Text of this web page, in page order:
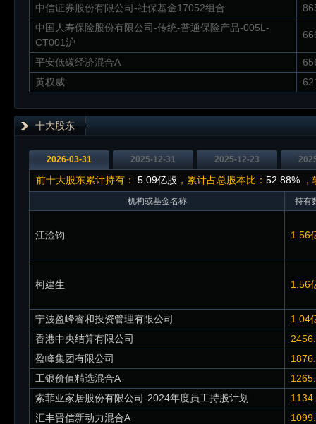
中信证券股份有限公司-社保基金17052组合
中国人寿保险股份有限公司-传统-普通保险产品-005L-
CT001沪
平安低碳经济混合A
黄权威
十大股东
2026-03-31 2025-12-31 2025-12-23
前十大股东累计持有： 5.09亿股 ，累计占总股本比： 52.88%
机构或基金名称 持有
江淦钧 1.56
柯建生 1.56
宁波盈峰睿和投资管理有限公司
1.04
香港中央结算有限公司
盈峰集团有限公司
工银价值精选混合A
索菲亚家居股份有限公司-2024年度员工持股计划
汇丰晋信新动力混合A